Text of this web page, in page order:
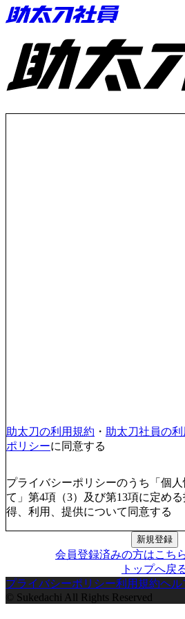
助太刀ID
助太刀の利用規約 ・ 助太刀社員の
ポリシーに同意する
プライバシーポリシーのうち「個
て」第4項（3）及び第13項に定め
得、利用、提供について同意する
新規登録
会員登録済みの方はこち
トップへ戻
プライバシーポリシー利用規約ヘル
© Sukedachi All Rights Reserved